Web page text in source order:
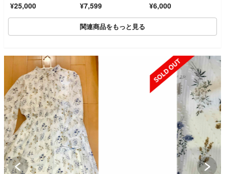
¥25,000 ¥7,599 ¥6,000
関連商品をもっと見る
SOLD OUT